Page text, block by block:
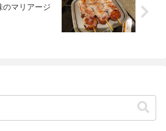
のマリアージ